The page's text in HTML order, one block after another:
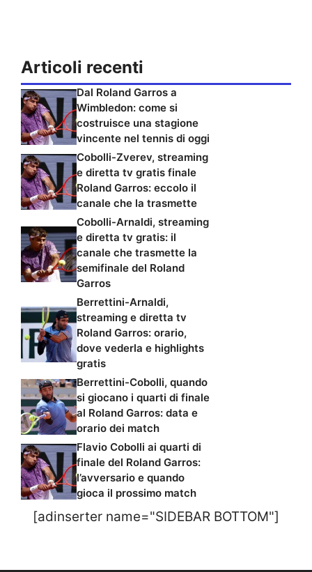
Articoli recenti
Dal Roland Garros a
Wimbledon: come si
costruisce una stagione
vincente nel tennis di oggi
Cobolli-Zverev, streaming
e diretta tv gratis finale
Roland Garros: eccolo il
canale che la trasmette
Cobolli-Arnaldi, streaming
e diretta tv gratis: il
canale che trasmette la
semifinale del Roland
Garros
Berrettini-Arnaldi,
streaming e diretta tv
Roland Garros: orario,
dove vederla e highlights
gratis
Berrettini-Cobolli, quando
si giocano i quarti di finale
al Roland Garros: data e
orario dei match
Flavio Cobolli ai quarti di
finale del Roland Garros:
l’avversario e quando
gioca il prossimo match
[adinserter name="SIDEBAR BOTTOM"]